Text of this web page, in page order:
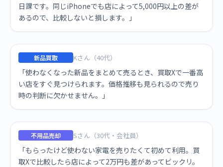
日課です。同じiPhoneでも店によって5,000円以上の差が
あるので、比較しないと損します。」
新品買取 Kさん（40代）
「使わなくなった新品をまとめて売るとき、買取Xで一番高
い店をすぐ見つけられます。価格推移も見られるので売り
時の判断に欠かせません。」
不用品売却 Sさん（30代・会社員）
「もらったけど使わない家電を売りたくて初めて利用。買
取Xで比較したら店によって2万円も差があってビックリ。